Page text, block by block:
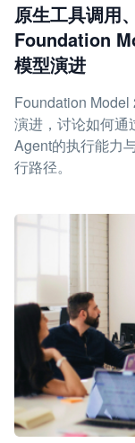
原生工具调用
Foundation
模型演进
Foundation
演进，讨论如何通
Agent的执行能力
行路径。